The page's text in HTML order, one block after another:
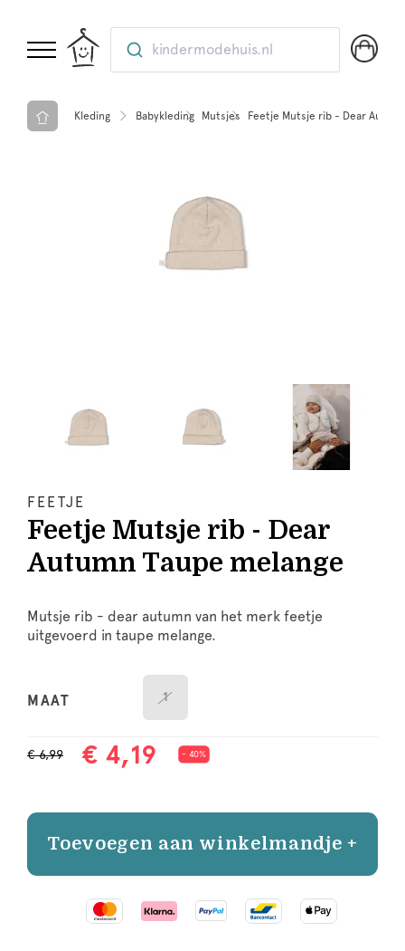
kindermodehuis.nl
Kleding Babykleding Mutsjes Feetje Mutsje rib - Dear
FEETJE
Feetje Mutsje rib - Dear
Autumn Taupe melange
Mutsje rib - dear autumn van het merk feetje
uitgevoerd in taupe melange.
MAAT 1
€ 6,99 € 4,19 - 40%
Toevoegen aan winkelmandje +